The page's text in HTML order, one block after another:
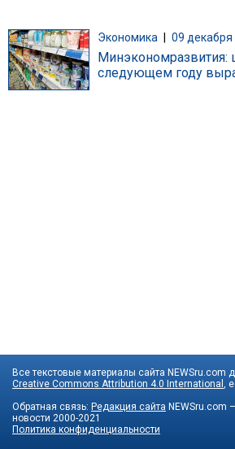
Экономика | 09 декабря
Минэкономразвития:
следующем году
Все текстовые материалы сайта NEWSru.com
Creative Commons Attribution 4.0 International ,
Обратная связь: Редакция сайта NEWSru.com
новости 2000-2021
Политика конфиденциальности